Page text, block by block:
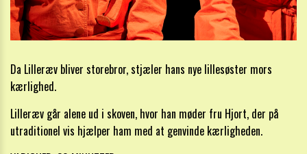
Da Lilleræv bliver storebror, stjæler hans nye lillesøster mors
kærlighed.
Lilleræv går alene ud i skoven, hvor han møder fru Hjort, der på
utraditionel vis hjælper ham med at genvinde kærligheden.